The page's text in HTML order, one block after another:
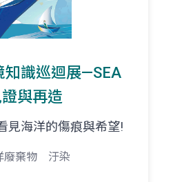
知識巡迴展—SEA
與再造
見海洋的傷痕與希望!
廢棄物 汙染